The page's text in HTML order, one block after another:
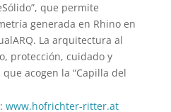
que permite
generada en Rhino en
La arquitectura al
protección, cuidado y
acogen la “Capilla del
www.hofrichter-ritter.at